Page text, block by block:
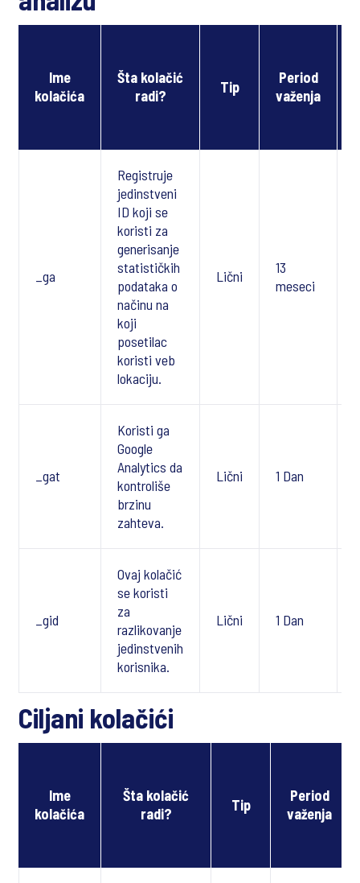
Ime
kolačića
Šta kolačić
radi?
Tip
Period
važenja
_ga
Registruje
jedinstveni
ID koji se
koristi za
generisanje
statističkih
podataka o
načinu na
koji
posetilac
koristi veb
lokaciju.
Lični
13
meseci
_gat
Koristi ga
Google
Analytics da
kontroliše
brzinu
zahteva.
Lični 1 Dan
_gid
Ovaj kolačić
se koristi
za
razlikovanje
jedinstvenih
korisnika.
Lični 1 Dan
Ciljani kolačići
Ime
kolačića
Šta kolačić
radi?
Tip
Period
važenja